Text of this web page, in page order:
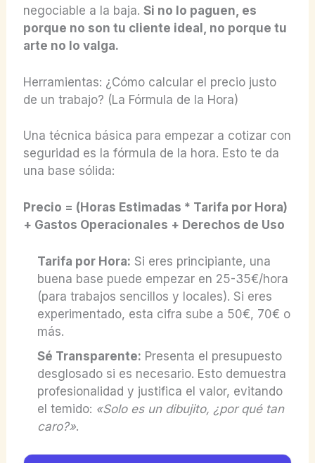
negociable a la baja.Si no lo paguen, es
porque no son tu cliente ideal, no porque tu
arte no lo valga.
Herramientas: ¿Cómo calcular el precio justo
de un trabajo? (La Fórmula de la Hora)
Una técnica básica para empezar a cotizar con
seguridad es la fórmula de la hora. Esto te da
una base sólida:
Precio = (Horas Estimadas * Tarifa por Hora)
+ Gastos Operacionales + Derechos de Uso
Tarifa por Hora: Si eres principiante, una
buena base puede empezar en 25-35€/hora
(para trabajos sencillos y locales). Si eres
experimentado, esta cifra sube a 50€, 70€ o
más.
Sé Transparente: Presenta el presupuesto
desglosado si es necesario. Esto demuestra
profesionalidad y justifica el valor, evitando
el temido: «Solo es un dibujito, ¿por qué tan
caro?».